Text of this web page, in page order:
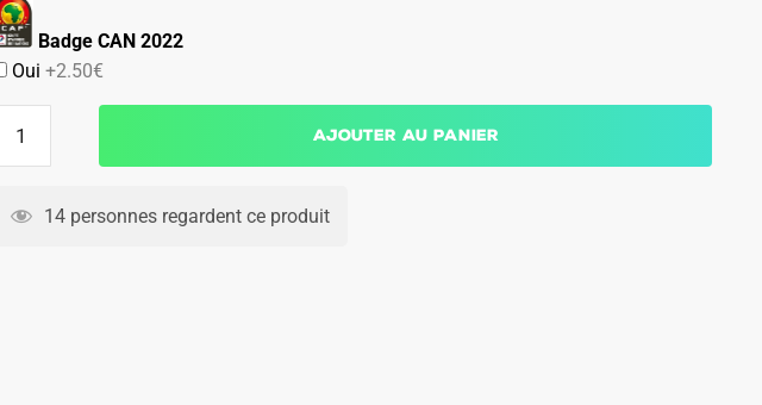
Badge CAN 2022
Oui+2.50€
NIGERIA
Ajouter au panier
14 personnes regardent ce produit